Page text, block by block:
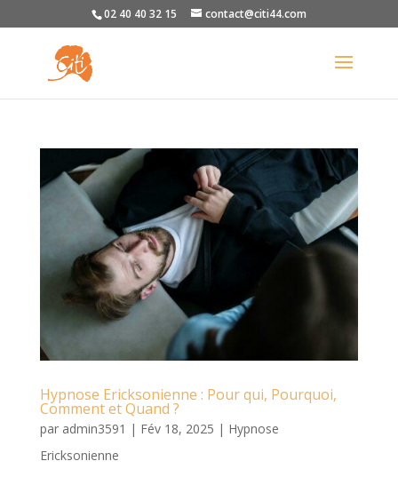
02 40 40 32 15 contact@citi44.com
Hypnose Ericksonienne : Pour qui, Pourquoi,
Comment et Quand ?
par admin3591 | Fév 18, 2025 | Hypnose
Ericksonienne